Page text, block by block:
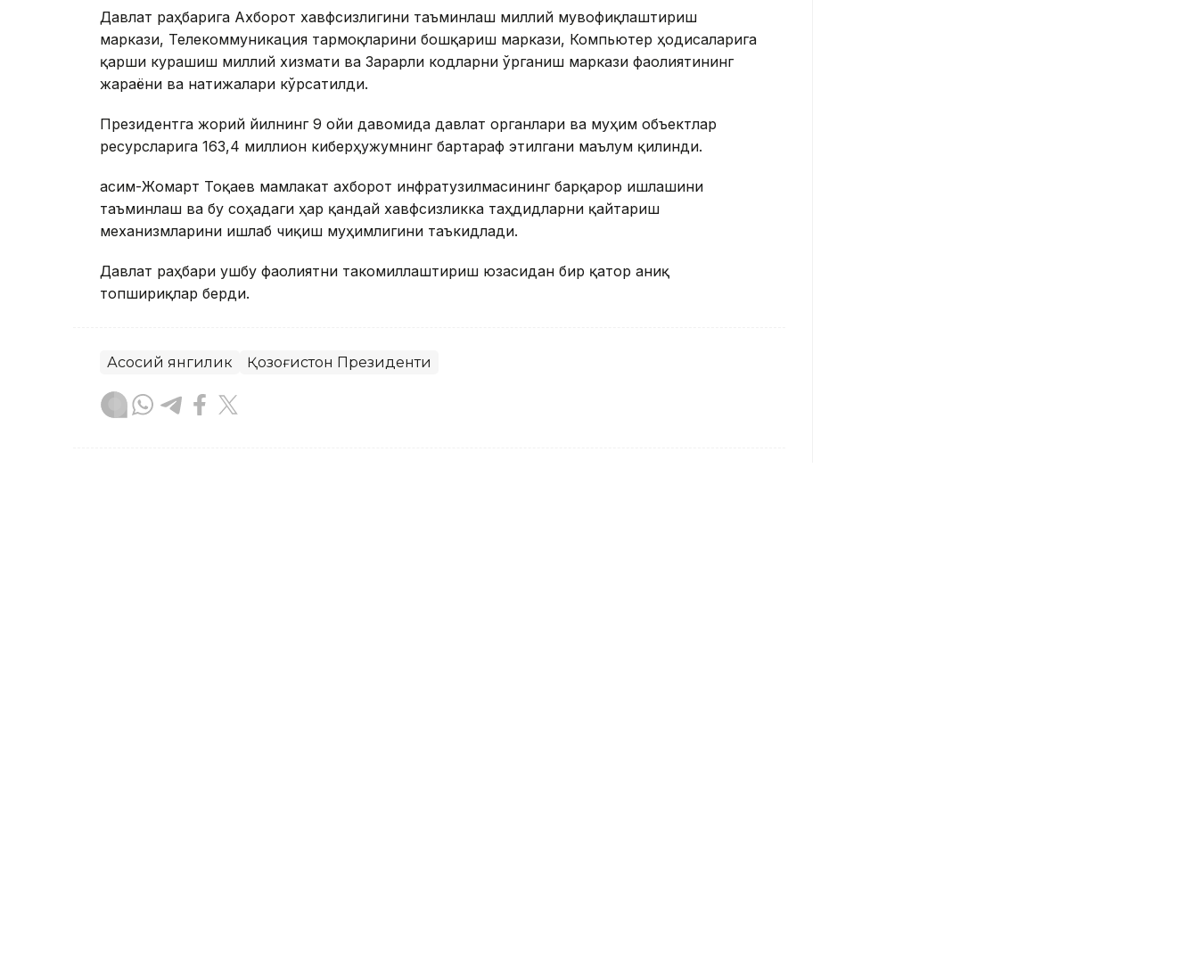
Давлат раҳбарига Ахборот хавфсизлигини таъминлаш миллий мувофиқлаштириш
маркази, Телекоммуникация тармоқларини бошқариш маркази, Компьютер ҳодисаларига
қарши курашиш миллий хизмати ва Зарарли кодларни ўрганиш маркази фаолиятининг
жараёни ва натижалари кўрсатилди.
Президентга жорий йилнинг 9 ойи давомида давлат органлари ва муҳим объектлар
ресурсларига 163,4 миллион киберҳужумнинг бартараф этилгани маълум қилинди.
Қасим-Жомарт Тоқаев мамлакат ахборот инфратузилмасининг барқарор ишлашини
таъминлаш ва бу соҳадаги ҳар қандай хавфсизликка таҳдидларни қайтариш
механизмларини ишлаб чиқиш муҳимлигини таъкидлади.
Давлат раҳбари ушбу фаолиятни такомиллаштириш юзасидан бир қатор аниқ
топшириқлар берди.
Асосий янгилик Қозоғистон Президенти